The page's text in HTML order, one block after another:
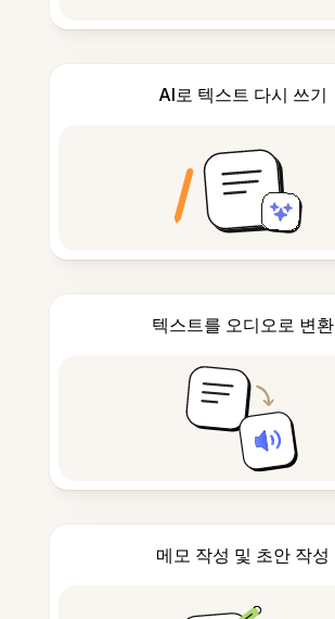
AI로 텍스트 다시 쓰기
텍스트를 오디오로 변환
메모 작성 및 초안 작성